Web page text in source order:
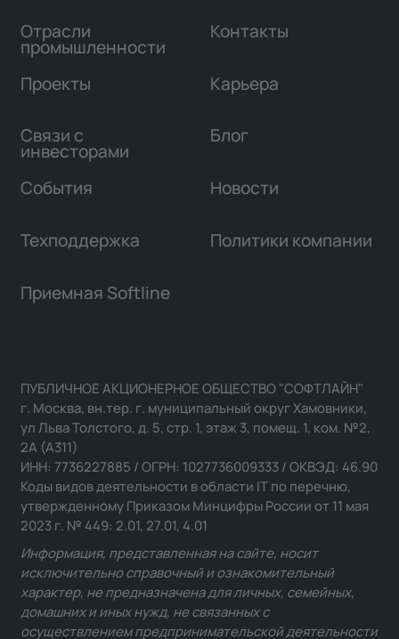
Отрасли
промышленности
Проекты
Связи с
инвесторами
Контакты
Карьера
Блог
События Новости
Техподдержка Политики компании
Приемная Softline
ПУБЛИЧНОЕ АКЦИОНЕРНОЕ ОБЩЕСТВО "СОФТЛАЙН"
г. Москва, вн.тер. г. муниципальный округ Хамовники,
ул Льва Толстого, д. 5, стр. 1, этаж 3, помещ. 1, ком. №2,
2А (А311)
ИНН: 7736227885 / ОГРН: 1027736009333 / ОКВЭД: 46.90
Коды видов деятельности в области IT по перечню,
утвержденному Приказом Минцифры России от 11 мая
2023 г. № 449: 2.01, 27.01, 4.01
Информация, представленная на сайте, носит
исключительно справочный и ознакомительный
характер, не предназначена для личных, семейных,
домашних и иных нужд, не связанных с
осуществлением предпринимательской деятельности